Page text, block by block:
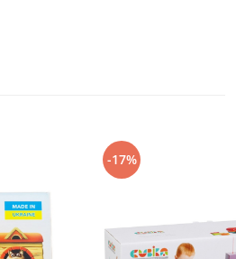
inainte de folosinta. Nu lasati copiii
cu acest produs. Tineti produsul departe
-17%